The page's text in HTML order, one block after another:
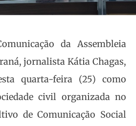
da Assembleia
jornalista Kátia Chagas,
quarta-feira (25) como
civil organizada no
de Comunicação Social